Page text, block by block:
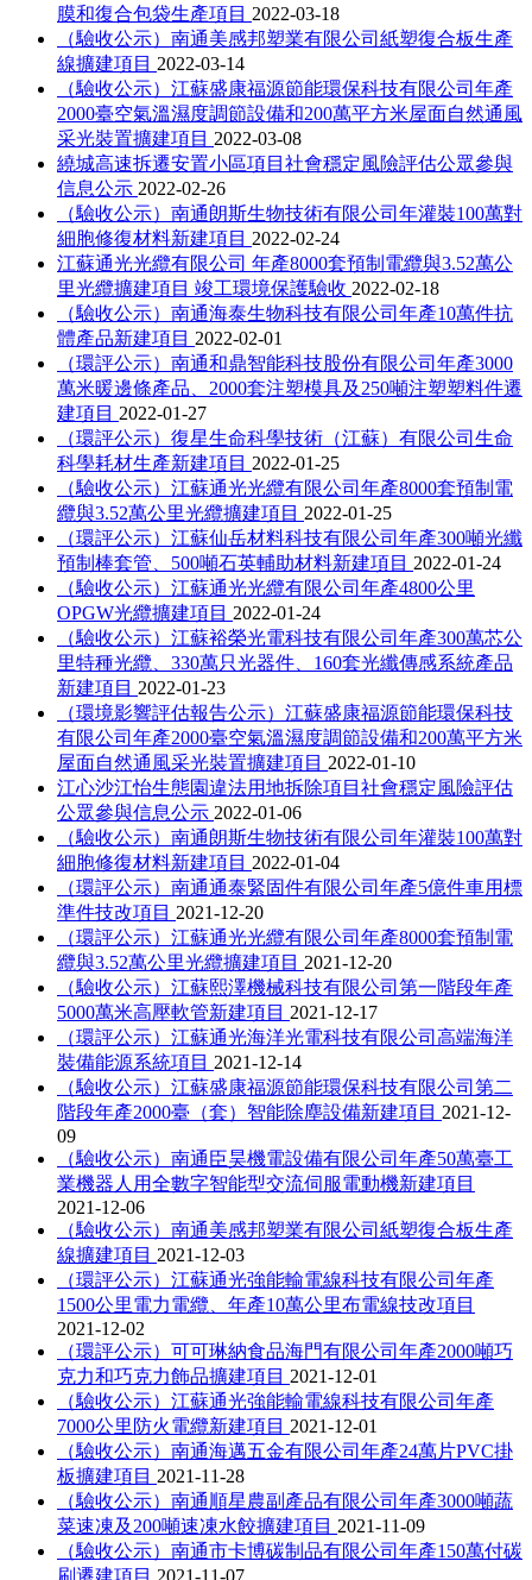
膜和復合包袋生產項目 2022-03-18
（驗收公示）南通美感邦塑業有限公司紙塑復合板生產
線擴建項目 2022-03-14
（驗收公示）江蘇盛康福源節能環保科技有限公司年產
2000臺空氣溫濕度調節設備和200萬平方米屋面自然通風
采光裝置擴建項目 2022-03-08
繞城高速拆遷安置小區項目社會穩定風險評估公眾參與
信息公示 2022-02-26
（驗收公示）南通朗斯生物技術有限公司年灌裝100萬對
細胞修復材料新建項目 2022-02-24
江蘇通光光纜有限公司 年產8000套預制電纜與3.52萬公
里光纜擴建項目 竣工環境保護驗收 2022-02-18
（驗收公示）南通海泰生物科技有限公司年產10萬件抗
體產品新建項目 2022-02-01
（環評公示）南通和鼎智能科技股份有限公司年產3000
萬米暖邊條產品、2000套注塑模具及250噸注塑塑料件遷
建項目 2022-01-27
（環評公示）復星生命科學技術（江蘇）有限公司生命
科學耗材生產新建項目 2022-01-25
（驗收公示）江蘇通光光纜有限公司年產8000套預制電
纜與3.52萬公里光纜擴建項目 2022-01-25
（環評公示）江蘇仙岳材料科技有限公司年產300噸光纖
預制棒套管、500噸石英輔助材料新建項目 2022-01-24
（驗收公示）江蘇通光光纜有限公司年產4800公里
OPGW光纜擴建項目 2022-01-24
（驗收公示）江蘇裕榮光電科技有限公司年產300萬芯公
里特種光纜、330萬只光器件、160套光纖傳感系統產品
新建項目 2022-01-23
（環境影響評估報告公示）江蘇盛康福源節能環保科技
有限公司年產2000臺空氣溫濕度調節設備和200萬平方米
屋面自然通風采光裝置擴建項目 2022-01-10
江心沙江怡生態園違法用地拆除項目社會穩定風險評估
公眾參與信息公示 2022-01-06
（驗收公示）南通朗斯生物技術有限公司年灌裝100萬對
細胞修復材料新建項目 2022-01-04
（環評公示）南通通泰緊固件有限公司年產5億件車用標
準件技改項目 2021-12-20
（環評公示）江蘇通光光纜有限公司年產8000套預制電
纜與3.52萬公里光纜擴建項目 2021-12-20
（驗收公示）江蘇熙澤機械科技有限公司第一階段年產
5000萬米高壓軟管新建項目 2021-12-17
（環評公示）江蘇通光海洋光電科技有限公司高端海洋
裝備能源系統項目 2021-12-14
（驗收公示）江蘇盛康福源節能環保科技有限公司第二
階段年產2000臺（套）智能除塵設備新建項目 2021-12-
09
（驗收公示）南通臣昊機電設備有限公司年產50萬臺工
業機器人用全數字智能型交流伺服電動機新建項目
2021-12-06
（驗收公示）南通美感邦塑業有限公司紙塑復合板生產
線擴建項目 2021-12-03
（環評公示）江蘇通光強能輸電線科技有限公司年產
1500公里電力電纜、年產10萬公里布電線技改項目
2021-12-02
（環評公示）可可琳納食品海門有限公司年產2000噸巧
克力和巧克力飾品擴建項目 2021-12-01
（驗收公示）江蘇通光強能輸電線科技有限公司年產
7000公里防火電纜新建項目 2021-12-01
（驗收公示）南通海邁五金有限公司年產24萬片PVC掛
板擴建項目 2021-11-28
（驗收公示）南通順星農副產品有限公司年產3000噸蔬
菜速凍及200噸速凍水餃擴建項目 2021-11-09
（驗收公示）南通市卡博碳制品有限公司年產150萬付碳
刷遷建項目 2021-11-07